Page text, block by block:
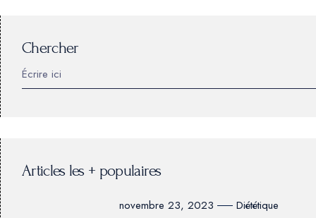
Chercher
Articles les + populaires
novembre 23, 2023 Diététique